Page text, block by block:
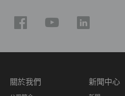
關於我們 新聞中心